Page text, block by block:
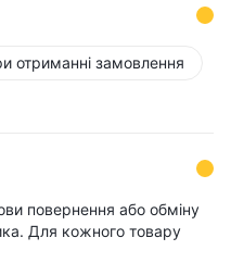
отриманні замовлення
повернення або обміну
Для кожного товару